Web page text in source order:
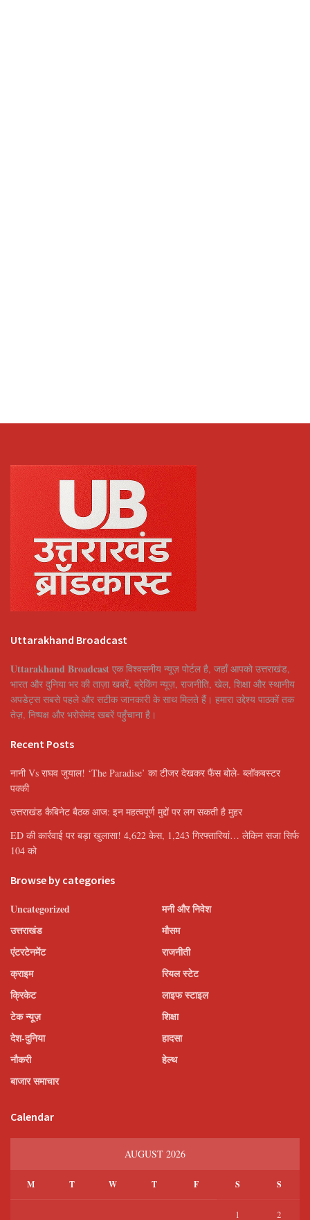
Uttarakhand Broadcast
Uttarakhand Broadcast एक विश्वसनीय न्यूज़ पोर्टल है, जहाँ आपको उत्तराखंड,
भारत और दुनिया भर की ताज़ा खबरें, ब्रेकिंग न्यूज़, राजनीति, खेल, शिक्षा और स्थानीय
अपडेट्स सबसे पहले और सटीक जानकारी के साथ मिलते हैं। हमारा उद्देश्य पाठकों तक
तेज़, निष्पक्ष और भरोसेमंद खबरें पहुँचाना है।
Recent Posts
नानी Vs राघव जुयाल! ‘The Paradise’ का टीजर देखकर फैंस बोले- ब्लॉकबस्टर
पक्की
उत्तराखंड कैबिनेट बैठक आज: इन महत्वपूर्ण मुद्दों पर लग सकती है मुहर
ED की कार्रवाई पर बड़ा खुलासा! 4,622 केस, 1,243 गिरफ्तारियां… लेकिन सजा सिर्फ
104 को
Browse by categories
Uncategorized
उत्तराखंड
एंटरटेनमेंट
क्राइम
क्रिकेट
टेक न्यूज़
देश-दुनिया
नौकरी
बाजार समाचार
मनी और निवेश
मौसम
राजनीती
रियल स्टेट
लाइफ स्टाइल
शिक्षा
हादसा
हेल्थ
Calendar
AUGUST 2026
M T W T F S S
1 2